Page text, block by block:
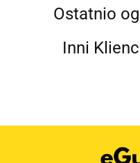
Ostatnio
Inni